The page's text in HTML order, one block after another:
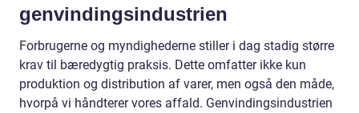
genvindingsindustrien
Forbrugerne og myndighederne stiller i dag stadig større
krav til bæredygtig praksis. Dette omfatter ikke kun
produktion og distribution af varer, men også den måde,
hvorpå vi håndterer vores affald. Genvindingsindustrien